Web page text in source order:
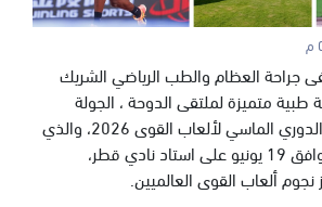
جراحة العظام والطب الرياضي الشريك
متميزة لملتقى الدوحة ، الجولة
السابعة من سلسلة الدوري الماسي لألعاب القوى 2026، والذي
يُقام يوم الجمعة الموافق 19 يونيو على استاد نادي قطر،
ألعاب القوى العالميين.